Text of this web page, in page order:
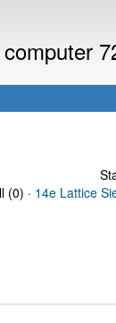
(0) · 14e Lattice